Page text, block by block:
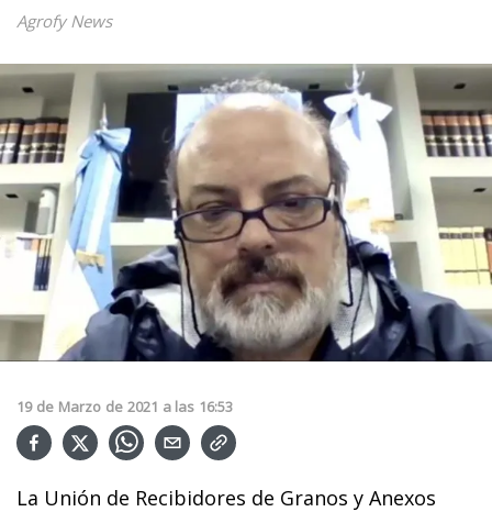
Agrofy News
19 de Marzo de 2021 a las 16:53
La Unión de Recibidores de Granos y Anexos